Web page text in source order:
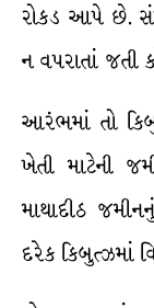
રોકડ આપે છે.
ન વપરાતાં જતી
આરંભમાં તો
ખેતી માટેની
માથાદીઠ
દરેક કિબુત્ઝમાં